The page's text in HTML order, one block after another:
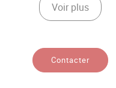
Voir plus
Contacter